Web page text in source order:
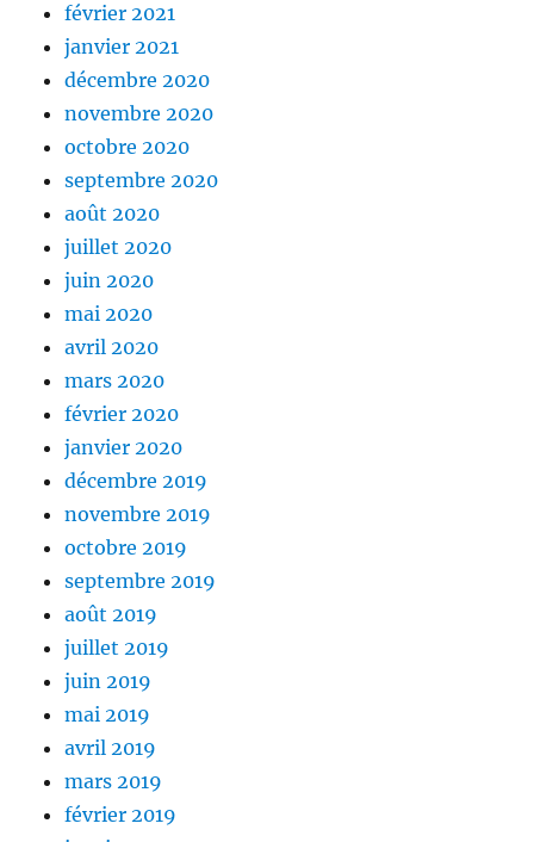
février 2021
janvier 2021
décembre 2020
novembre 2020
octobre 2020
septembre 2020
août 2020
juillet 2020
juin 2020
mai 2020
avril 2020
mars 2020
février 2020
janvier 2020
décembre 2019
novembre 2019
octobre 2019
septembre 2019
août 2019
juillet 2019
juin 2019
mai 2019
avril 2019
mars 2019
février 2019